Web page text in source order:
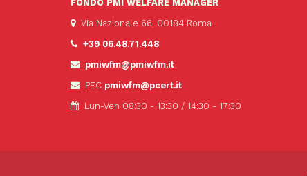
FONDO PMI WELFARE MANAGER
Via Nazionale 66, 00184 Roma
+39 06.48.71.448
pmiwfm@pmiwfm.it
PEC pmiwfm@pcert.it
Lun-Ven 08:30 - 13:30 / 14:30 - 17:30